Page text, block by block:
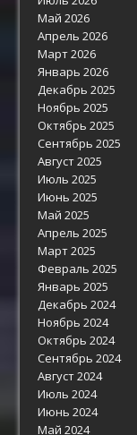
Май 2026
Апрель 2026
Март 2026
Январь 2026
Декабрь 2025
Ноябрь 2025
Октябрь 2025
Сентябрь 2025
Август 2025
Июль 2025
Июнь 2025
Май 2025
Апрель 2025
Март 2025
Февраль 2025
Январь 2025
Декабрь 2024
Ноябрь 2024
Октябрь 2024
Сентябрь 2024
Август 2024
Июль 2024
Июнь 2024
Май 2024